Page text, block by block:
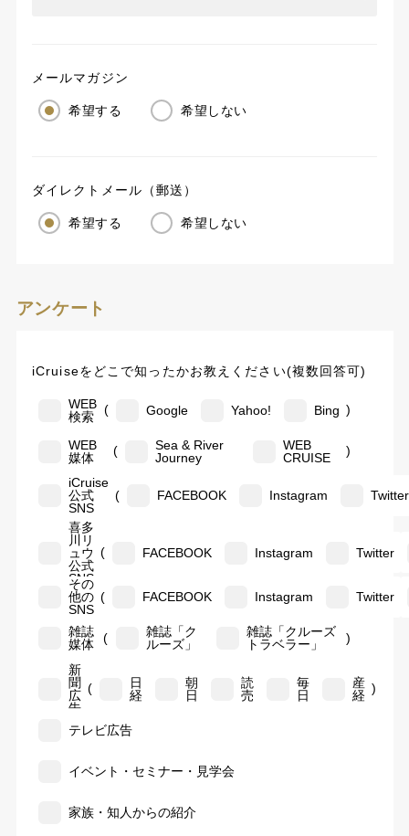
メールマガジン
希望する 希望しない
ダイレクトメール（郵送）
希望する 希望しない
アンケート
iCruiseをどこで知ったかお教えください(複数回答可)
WEB
検索
( Google Yahoo! Bing )
WEB
媒体
(
Sea & River
Journey
WEB
CRUISE
)
iCruise
公式
SNS
( FACEBOOK Instagram Twitter
喜多
川リ
ュウ
公式
SNS
( FACEBOOK Instagram Twitter
その
他の
SNS
( FACEBOOK Instagram Twitter
雑誌
媒体
(
雑誌「ク
ルーズ」
雑誌「クルーズ
トラベラー」
)
新
聞
広
告
(
日
経
朝
日
読
売
毎
日
産
経 )
テレビ広告
イベント・セミナー・見学会
家族・知人からの紹介